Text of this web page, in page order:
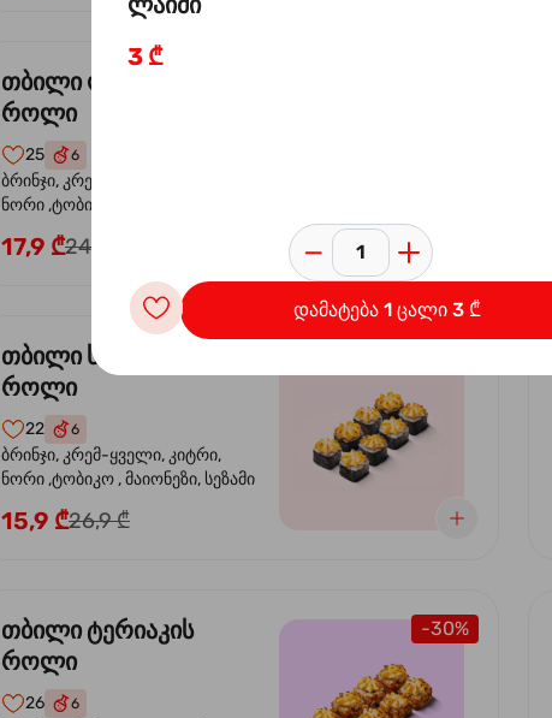
თბილი ორაგულის
როლი
25 6
ბრინჯი, კრემ-ყველი, კიტრი,
ნორი ,ტობიკო , მაიონეზი,
ფოთოლი
17,9 ₾24,9 ₾
თბილი სიყვარული
როლი
22 6
ბრინჯი, კრემ-ყველი, კიტრი,
ნორი ,ტობიკო , მაიონეზი, სეზამი
15,9 ₾26,9 ₾
-30%
თბილი ტერიაკის
როლი
26 6
3 ₾
დამატება 1 ცალი 3 ₾